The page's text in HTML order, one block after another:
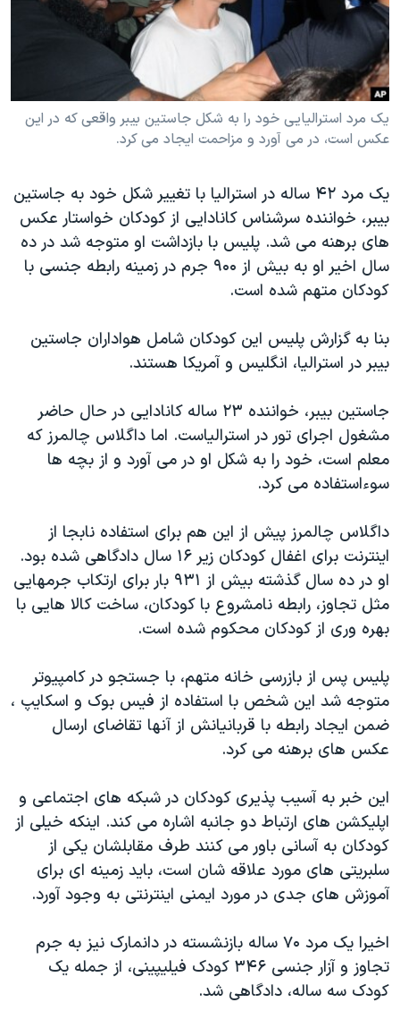
فرهنگ و زندگی
حقوق شهروندی
اقتصادی
علم و فناوری
اسرائیل در جنگ
آرشیو پخش زنده
مستندها
انتخابات ریاست جمهوری آمریکا ۲۰۲۴
حمله جمهوری اسلامی به اسرائیل
رمز مهسا
ورزش زنان در ایران
مجموعه مستندهای دادخواهی
تریبونال مردمی آبان ۹۸
دادگاه حمید نوری
قانون شفافیت دارائی کادر رهبری ایران
اعتراضات مردمی آبان ۹۸
اسرائیل در جنگ
نرگس محمدی برنده جایزه نوبل صلح
همایش محافظه‌کاران آمریکا «سی‌پک»
سفر پرزیدنت ترامپ به چین
دنبال کنید
زبانهای مختلف
یک مرد استرالیایی خود را به شکل جاستین بیبر واقعی که در این
عکس است، در می آورد و مزاحمت ایجاد می کرد.
یک مرد ۴۲ ساله در استرالیا با تغییر شکل خود به جاستین
بیبر، خواننده سرشناس کانادایی از کودکان خواستار عکس
های برهنه می شد. پلیس با بازداشت او متوجه شد در ده
سال اخیر او به بیش از ۹۰۰ جرم در زمینه رابطه جنسی با
کودکان متهم شده است.
بنا به گزارش پلیس این کودکان شامل هواداران جاستین
بیبر در استرالیا، انگلیس و آمریکا هستند.
جاستین بیبر، خواننده ۲۳ ساله کانادایی در حال حاضر
مشغول اجرای تور در استرالیاست. اما داگلاس چالمرز که
معلم است، خود را به شکل او در می آورد و از بچه ها
سوءاستفاده می کرد.
داگلاس چالمرز پیش از این هم برای استفاده نابجا از
اینترنت برای اغفال کودکان زیر ۱۶ سال دادگاهی شده بود.
او در ده سال گذشته بیش از ۹۳۱ بار برای ارتکاب جرمهایی
مثل تجاوز، رابطه نامشروع با کودکان، ساخت کالا هایی با
بهره وری از کودکان محکوم شده است.
پلیس پس از بازرسی خانه متهم، با جستجو در کامپیوتر
متوجه شد این شخص با استفاده از فیس بوک و اسکایپ ،
ضمن ایجاد رابطه با قربانیانش از آنها تقاضای ارسال
عکس های برهنه می کرد.
این خبر به آسیب پذیری کودکان در شبکه های اجتماعی و
اپلیکشن های ارتباط دو جانبه اشاره می کند. اینکه خیلی از
کودکان به آسانی باور می کنند طرف مقابلشان یکی از
سلبریتی های مورد علاقه شان است، باید زمینه ای برای
آموزش های جدی در مورد ایمنی اینترنتی به وجود آورد.
اخیرا یک مرد ۷۰ ساله بازنشسته در دانمارک نیز به جرم
تجاوز و آزار جنسی ۳۴۶ کودک فیلیپینی، از جمله یک
کودک سه ساله، دادگاهی شد.